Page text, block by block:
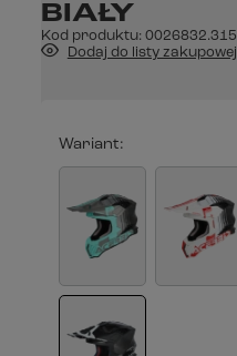
BIAŁY
Kod produktu: 0026832.315
Dodaj do listy zakupowej
Wariant